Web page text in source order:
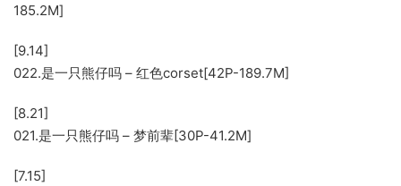
185.2M]
[9.14]
022.是一只熊仔吗 – 红色corset[42P-189.7M]
[8.21]
021.是一只熊仔吗 – 梦前辈[30P-41.2M]
[7.15]